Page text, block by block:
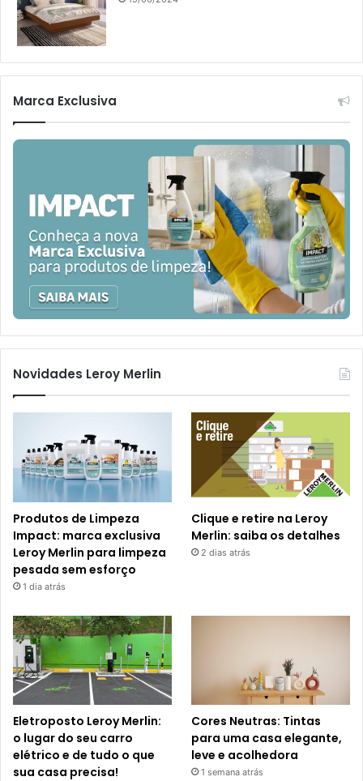
Marca Exclusiva
Novidades Leroy Merlin
Produtos de Limpeza
Impact: marca exclusiva
Leroy Merlin para limpeza
pesada sem esforço
1 dia atrás
Clique e retire na Leroy
Merlin: saiba os detalhes
2 dias atrás
Eletroposto Leroy Merlin:
o lugar do seu carro
elétrico e de tudo o que
sua casa precisa!
Cores Neutras: Tintas
para uma casa elegante,
leve e acolhedora
1 semana atrás